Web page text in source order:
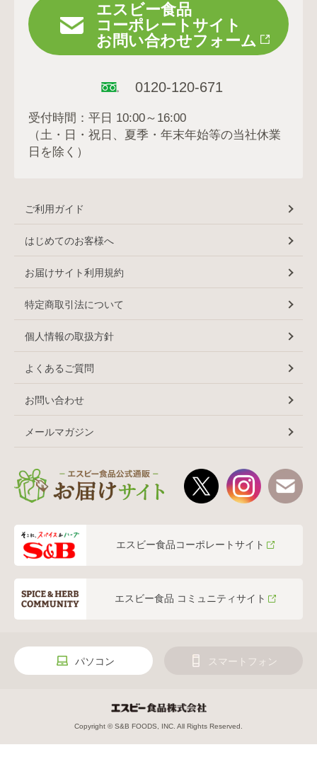
エスビー食品
コーポレートサイト
お問い合わせフォーム
0120-120-671
受付時間：平日 10:00～16:00
（土・日・祝日、夏季・年末年始等の当社休業
日を除く）
ご利用ガイド
はじめてのお客様へ
お届けサイト利用規約
特定商取引法について
個人情報の取扱方針
よくあるご質問
お問い合わせ
メールマガジン
エスビー食品コーポレートサイト
エスビー食品 コミュニティサイト
パソコン スマートフォン
Copyright © S&B FOODS, INC. All Rights Reserved.